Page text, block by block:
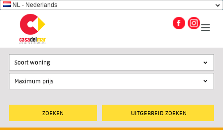
NL - Nederlands
UITGEBREID ZOEKEN
Soort woning